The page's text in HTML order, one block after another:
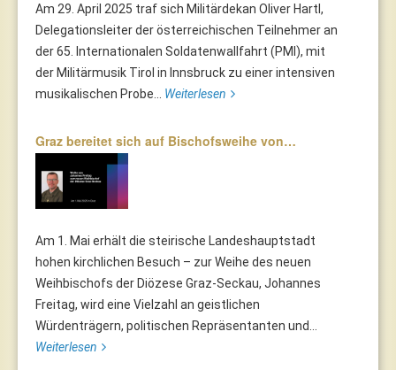
Am 29. April 2025 traf sich Militärdekan Oliver Hartl,
Delegationsleiter der österreichischen Teilnehmer an
der 65. Internationalen Soldatenwallfahrt (PMI), mit
der Militärmusik Tirol in Innsbruck zu einer intensiven
musikalischen Probe... Weiterlesen
Graz bereitet sich auf Bischofsweihe von…
Am 1. Mai erhält die steirische Landeshauptstadt
hohen kirchlichen Besuch – zur Weihe des neuen
Weihbischofs der Diözese Graz-Seckau, Johannes
Freitag, wird eine Vielzahl an geistlichen
Würdenträgern, politischen Repräsentanten und...
Weiterlesen